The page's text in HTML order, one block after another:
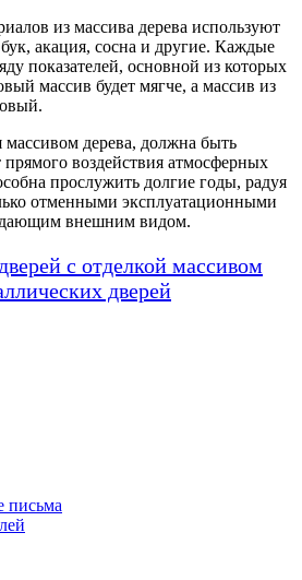
из массива дерева используют
акация, сосна и другие. Каждые
показателей, основной из которых
массив будет мягче, а массив из
массивом дерева, должна быть
воздействия атмосферных
прослужить долгие годы, радуя
отменными эксплуатационными
внешним видом.
дверей с отделкой массивом
дверей
письма